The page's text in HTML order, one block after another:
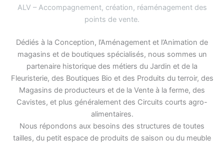
ALV – Accompagnement, création, réaménagement des
points de vente.
Dédiés à la Conception, l’Aménagement et l’Animation de
magasins et de boutiques spécialisés, nous sommes un
partenaire historique des métiers du Jardin et de la
Fleuristerie, des Boutiques Bio et des Produits du terroir, des
Magasins de producteurs et de la Vente à la ferme, des
Cavistes, et plus généralement des Circuits courts agro-
alimentaires.
Nous répondons aux besoins des structures de toutes
tailles, du petit espace de produits de saison ou du meuble